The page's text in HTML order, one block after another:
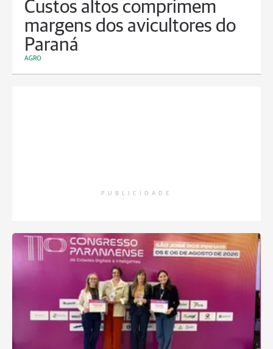
Custos altos comprimem
margens dos avicultores do
Paraná
AGRO
PUBLICIDADE